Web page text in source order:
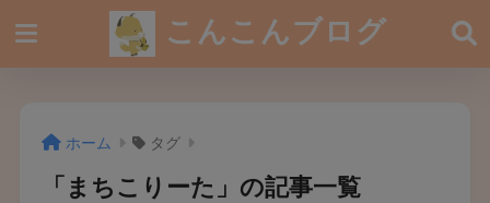
こんこんブログ
ホーム タグ
「まちこりーた」の記事一覧